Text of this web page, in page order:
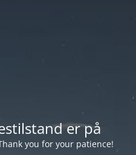
er på
you for your patience!